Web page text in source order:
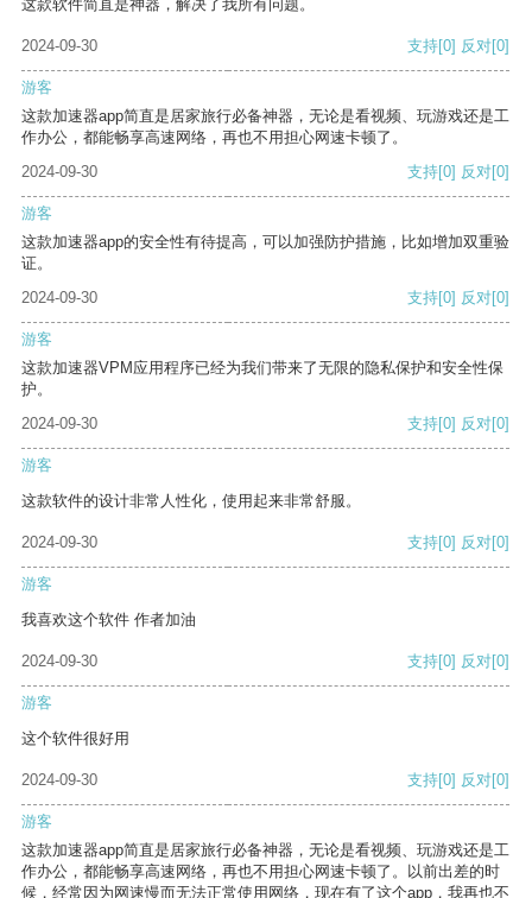
这款软件简直是神器，解决了我所有问题。
2024-09-30 支持[0] 反对[0]
游客
这款加速器app简直是居家旅行必备神器，无论是看视频、玩游戏还是工
作办公，都能畅享高速网络，再也不用担心网速卡顿了。
2024-09-30
支持[0] 反对[0]
游客
这款加速器app的安全性有待提高，可以加强防护措施，比如增加双重验
证。
2024-09-30
支持[0] 反对[0]
游客
这款加速器VPM应用程序已经为我们带来了无限的隐私保护和安全性保
护。
2024-09-30
支持[0] 反对[0]
游客
这款软件的设计非常人性化，使用起来非常舒服。
2024-09-30 支持[0] 反对[0]
游客
我喜欢这个软件 作者加油
2024-09-30 支持[0] 反对[0]
游客
这个软件很好用
2024-09-30 支持[0] 反对[0]
游客
这款加速器app简直是居家旅行必备神器，无论是看视频、玩游戏还是工
作办公，都能畅享高速网络，再也不用担心网速卡顿了。以前出差的时
候，经常因为网速慢而无法正常使用网络，现在有了这个app，我再也不